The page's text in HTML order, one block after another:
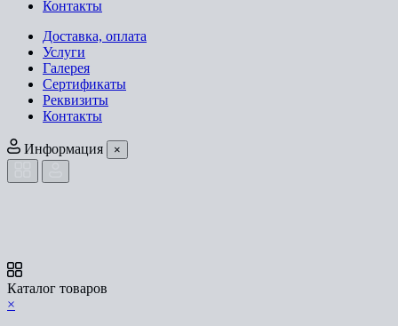
Контакты
Доставка, оплата
Услуги
Галерея
Сертификаты
Реквизиты
Контакты
Информация ×
Каталог товаров
×